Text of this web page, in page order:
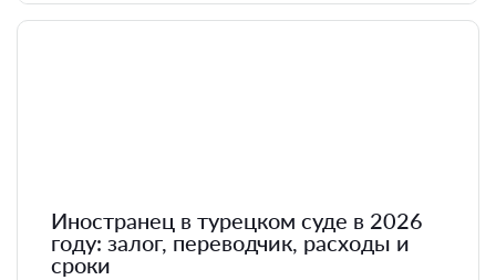
Иностранец в турецком суде в 2026
году: залог, переводчик, расходы и
сроки